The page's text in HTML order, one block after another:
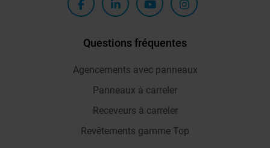
Questions fréquentes
Agencements avec panneaux
Panneaux à carreler
Receveurs à carreler
Revêtements gamme Top